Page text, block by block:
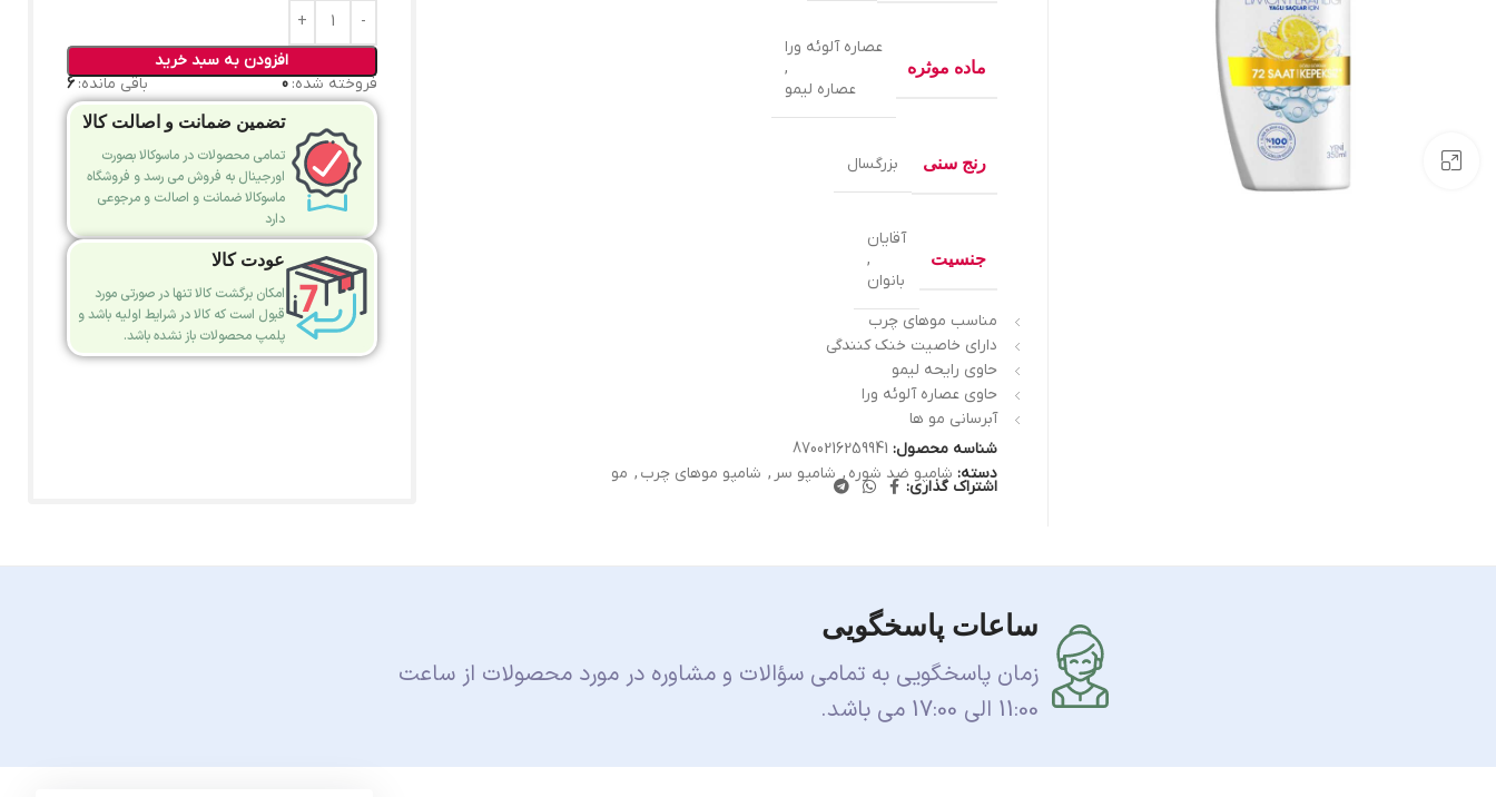
بزرگنمایی تصویر
ماده موثره
عصاره آلوئه ورا
,
عصاره لیمو
رنج سنی بزرگسال
جنسیت
آقایان
,
بانوان
مناسب موهای چرب
دارای خاصیت خنک کنندگی
حاوی رایحه لیمو
حاوی عصاره آلوئه ورا
آبرسانی مو ها
شناسه محصول: 8700216259941
دسته: شامپو ضد شوره , شامپو سر , شامپو موهای چرب , مو
اشتراک گذاری:
افزودن به سبد خرید
فروخته شده:0 باقی مانده:6
تضمین ضمانت و اصالت کالا
تمامی محصولات در ماسوکالا بصورت
اورجینال به فروش می رسد و فروشگاه
ماسوکالا ضمانت و اصالت و مرجوعی
دارد
عودت کالا
امکان برگشت کالا تنها در صورتی مورد
قبول است که کالا در شرایط اولیه باشد و
پلمپ محصولات باز نشده باشد.
ساعات پاسخگویی
زمان پاسخگویی به تمامی سؤالات و مشاوره در مورد محصولات از ساعت
11:00 الی 17:00 می باشد.